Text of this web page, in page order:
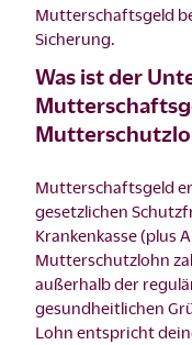
Mutterschaftsgeld
Sicherung.
Was ist der
Mutterschaftsgeld
gesetzlichen
Krankenkasse (plus
Mutterschutzlohn
außerhalb der
gesundheitlichen
Lohn entspricht